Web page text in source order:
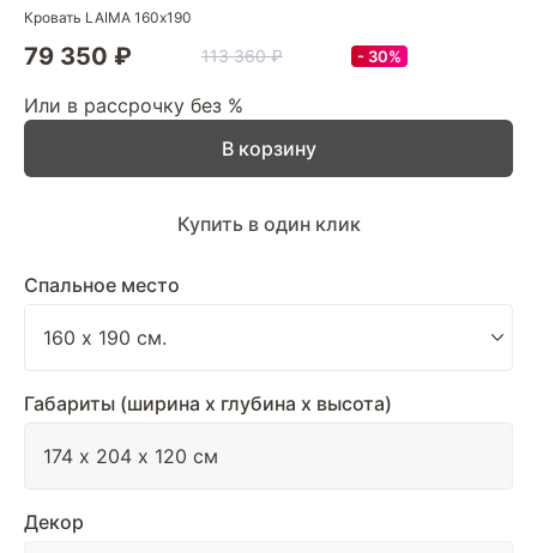
Кровать LAIMA 160х190
79 350 ₽ 113 360 ₽ 30%
Или в рассрочку без %
Спальное место
Габариты (ширина х глубина х высота)
Декор
В корзину
Купить в один клик